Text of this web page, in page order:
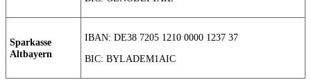
Sparkasse
Altbayern
IBAN: DE38 7205 1210 0000 1237 37
BIC: BYLADEM1AIC